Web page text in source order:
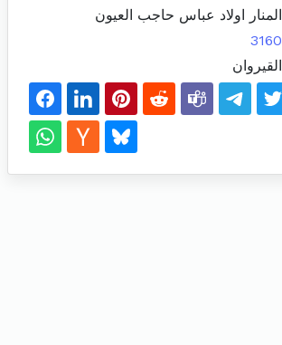
المنار اولاد عباس حاجب العيون
3160
القيروان